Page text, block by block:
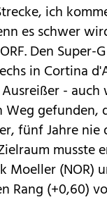
ich
es schwer
Den Super-
in Cortina
- auch
gefunden,
fünf Jahre nie
musste
Moeller (NOR)
Rang (+0,60)